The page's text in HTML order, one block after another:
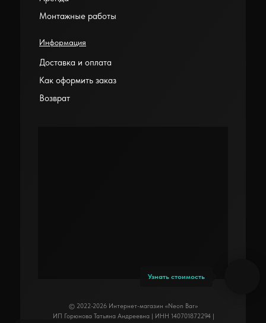
© 2022-2026 Интернет-магазин «Neon Bar»
ИП Горюнова Татьяна Андреевна | ИНН 140701872294 |
Монтажные работы
Информация
Доставка и оплата
Как оформить заказ
Возврат
Узнать стоимость